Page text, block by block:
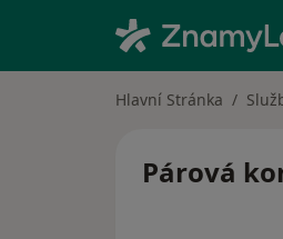
Hlavní Stránka
Párová